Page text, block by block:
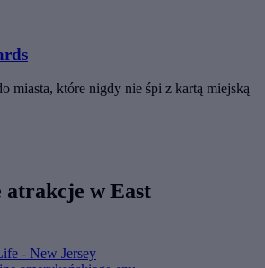
miasta, które nigdy nie śpi z kartą miejską
atrakcje w East
- New Jersey